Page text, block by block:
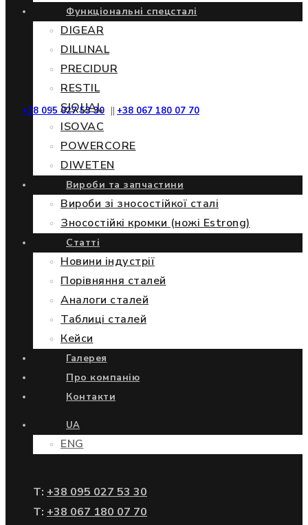
+38 095 027 53 30 || +38 067 180 07 70
Функціональні спецсталі
DIGEAR
DILLINAL
PRECIDUR
RESTIL
SIQUAL
ISOVAC
POWERCORE
DIWETEN
Вироби та запчастини
Вироби зі зносостійкої сталі
Зносостійкі кромки (ножі Estrong)
Статті
Новини індустрії
Порівняння сталей
Аналоги сталей
Таблиці сталей
Кейси
Галерея
Про компанію
Контакти
UA
ENG
Т: +38 095 027 53 30
Т: +38 067 180 07 70